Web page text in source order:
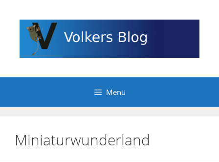
Inhalt
springen
Menü
Miniaturwunderland